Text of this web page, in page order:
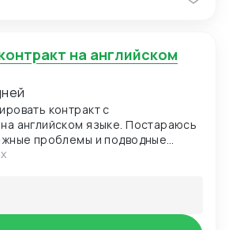
контракт с
английском языке. Постараюсь
проблемы и подводные